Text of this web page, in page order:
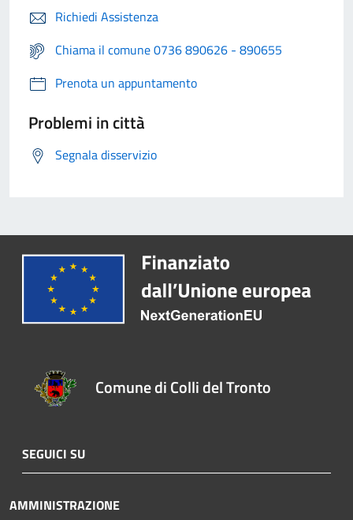
Richiedi Assistenza
Chiama il comune 0736 890626 - 890655
Prenota un appuntamento
Problemi in città
Segnala disservizio
Comune di Colli del Tronto
SEGUICI SU
AMMINISTRAZIONE